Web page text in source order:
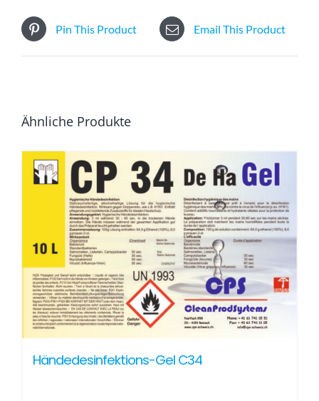
Pin This Product Email This Product
Ähnliche Produkte
Händedesinfektions-Gel C34